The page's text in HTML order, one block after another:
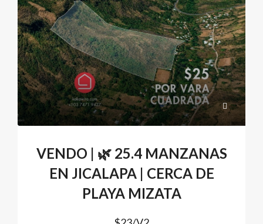
VENDO | 🌿 25.4 MANZANAS
EN JICALAPA | CERCA DE
PLAYA MIZATA